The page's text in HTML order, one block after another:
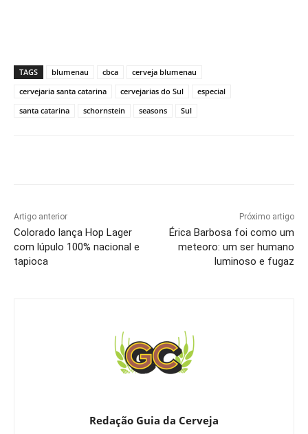
TAGS blumenau cbca
cerveja blumenau
cervejaria santa catarina
cervejarias do Sul
especial
santa catarina
schornstein seasons Sul
Artigo anterior
Colorado lança Hop Lager
com lúpulo 100% nacional e
tapioca
Próximo artigo
Érica Barbosa foi como um
meteoro: um ser humano
luminoso e fugaz
Redação Guia da Cerveja